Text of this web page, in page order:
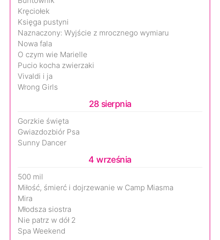
Kręciołek
Księga pustyni
Naznaczony: Wyjście z mrocznego wymiaru
Nowa fala
O czym wie Marielle
Pucio kocha zwierzaki
Vivaldi i ja
Wrong Girls
28 sierpnia
Gorzkie święta
Gwiazdozbiór Psa
Sunny Dancer
4 września
500 mil
Miłość, śmierć i dojrzewanie w Camp Miasma
Mira
Młodsza siostra
Nie patrz w dół 2
Spa Weekend